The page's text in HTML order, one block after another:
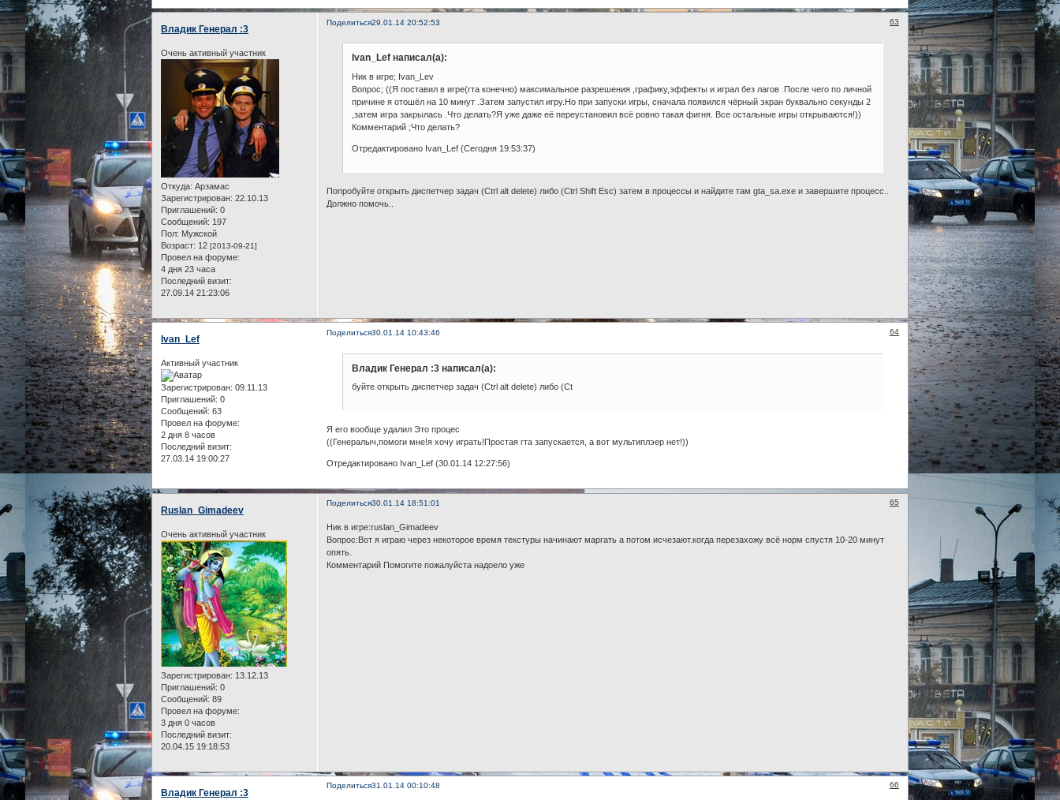
Поделиться 63
29.01.14 20:52:53
Владик Генерал :3
Очень активный участник
Откуда: Арзамас
Зарегистрирован: 22.10.13
Приглашений: 0
Сообщений: 197
Пол: Мужской
Возраст: 12 [2013-09-21]
Провел на форуме:
4 дня 23 часа
Последний визит:
27.09.14 21:23:06
Ivan_Lef написал(а):
Ник в игре; Ivan_Lev
Вопрос; ((Я поставил в игре(гта конечно) максимальное разрешения ,графику,эффекты и играл без лагов .После чего по личной
причине я отошёл на 10 минут .Затем запустил игру.Но при запуски игры, сначала появился чёрный экран буквально секунды 2
,затем игра закрылась .Что делать?Я уже даже её переустановил всё ровно такая фигня. Все остальные игры открываются!))
Комментарий ;Что делать?
Отредактировано Ivan_Lef (Сегодня 19:53:37)
Попробуйте открыть диспетчер задач (Ctrl alt delete) либо (Ctrl Shift Esc) затем в процессы и найдите там gta_sa.exe и завершите процесс..
Должно помочь..
Поделиться 64
30.01.14 10:43:46
Ivan_Lef
Активный участник
Зарегистрирован: 09.11.13
Приглашений: 0
Сообщений: 63
Провел на форуме:
2 дня 8 часов
Последний визит:
27.03.14 19:00:27
Владик Генерал :3 написал(а):
буйте открыть диспетчер задач (Ctrl alt delete) либо (Ct
Я его вообще удалил Это процес
((Генералыч,помоги мне!я хочу играть!Простая гта запускается, а вот мультиплэер нет!))
Отредактировано Ivan_Lef (30.01.14 12:27:56)
Поделиться 65
30.01.14 18:51:01
Ruslan_Gimadeev
Очень активный участник
Зарегистрирован: 13.12.13
Приглашений: 0
Сообщений: 89
Провел на форуме:
3 дня 0 часов
Последний визит:
20.04.15 19:18:53
Ник в игре:ruslan_Gimadeev
Вопрос:Вот я играю через некоторое время текстуры начинают маргать а потом исчезают.когда перезахожу всё норм спустя 10-20 минут
опять.
Комментарий Помогите пожалуйста надоело уже
Поделиться 66
31.01.14 00:10:48
Владик Генерал :3